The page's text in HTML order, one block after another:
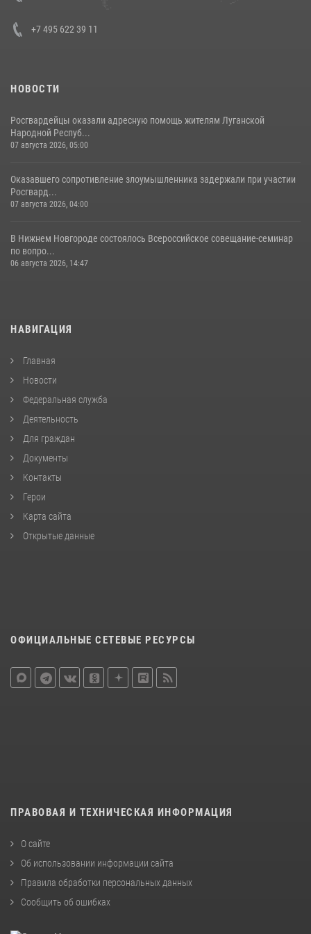
+7 495 622 39 11
НОВОСТИ
Росгвардейцы оказали адресную помощь жителям Луганской
Народной Респуб...
07 августа 2026, 05:00
Оказавшего сопротивление злоумышленника задержали при участии
Росгвард...
07 августа 2026, 04:00
В Нижнем Новгороде состоялось Всероссийское совещание-семинар
по вопро...
06 августа 2026, 14:47
НАВИГАЦИЯ
Главная
Новости
Федеральная служба
Деятельность
Для граждан
Документы
Контакты
Герои
Карта сайта
Открытые данные
ОФИЦИАЛЬНЫЕ СЕТЕВЫЕ РЕСУРСЫ
ПРАВОВАЯ И ТЕХНИЧЕСКАЯ ИНФОРМАЦИЯ
О сайте
Об использовании информации сайта
Правила обработки персональных данных
Сообщить об ошибках